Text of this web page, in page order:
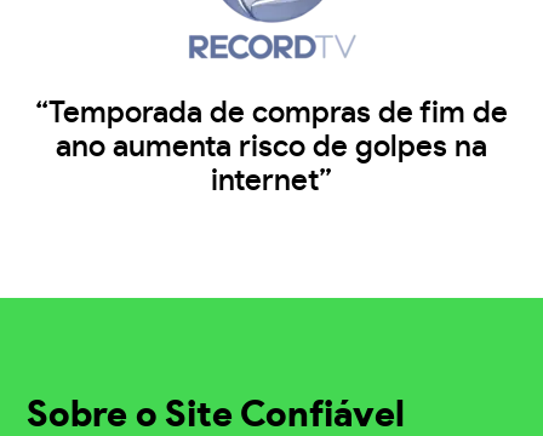
“Temporada de compras de fim de
ano aumenta risco de golpes na
internet”
Sobre o Site Confiável